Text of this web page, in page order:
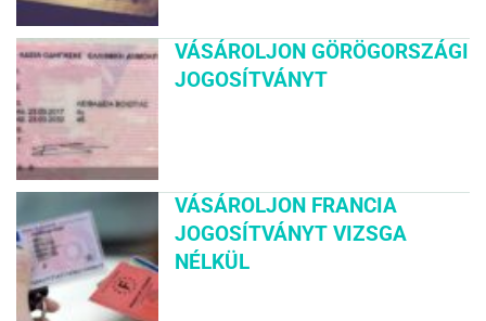
VÁSÁROLJON GÖRÖGORSZÁGI
JOGOSÍTVÁNYT
VÁSÁROLJON FRANCIA
JOGOSÍTVÁNYT VIZSGA
NÉLKÜL